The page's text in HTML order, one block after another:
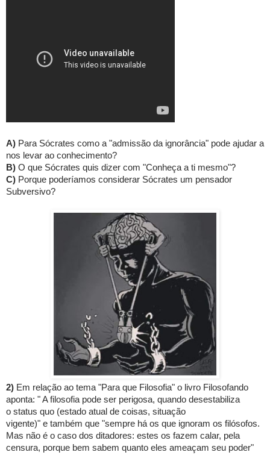
A) Para Sócrates como a "admissão da ignorância" pode ajudar a
nos levar ao conhecimento?
B) O que Sócrates quis dizer com "Conheça a ti mesmo"?
C) Porque poderíamos considerar Sócrates um pensador
Subversivo?
2) Em relação ao tema "Para que Filosofia" o livro Filosofando
aponta: " A filosofia pode ser perigosa, quando desestabiliza
o status quo (estado atual de coisas, situação
vigente)" e também que "sempre há os que ignoram os filósofos.
Mas não é o caso dos ditadores: estes os fazem calar, pela
censura, porque bem sabem quanto eles ameaçam seu poder"